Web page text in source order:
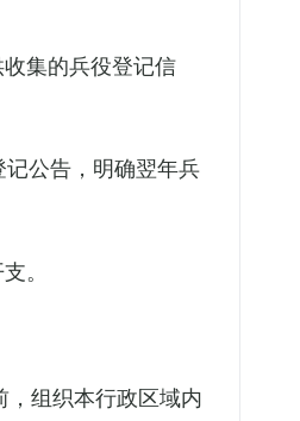
集的兵役登记信
公告，明确翌年兵
。
组织本行政区域内